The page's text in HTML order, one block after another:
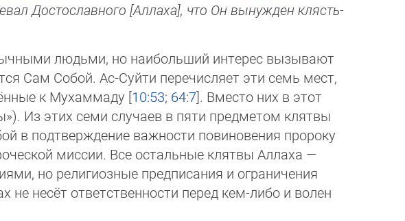
Достославного [Аллаха], что Он вы­нуж­ден кляс­ть­
людьми, но наибольший интерес вызывают
Сам Собой. Ас-Суйти перечисляет эти семь мест,
к Мухаммаду [10:53; 64:7]. Вместо них в этот
Из этих семи случаев в пяти предметом клятвы
в подтверждение важности повиновения пророку
миссии. Все остальные клятвы Аллаха —
но религиозные предписания и ограничения
несёт ответственности перед кем-либо и волен